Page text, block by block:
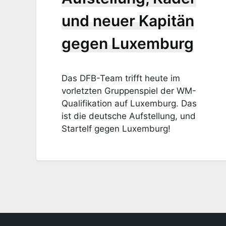
und neuer Kapitän
gegen Luxemburg
Das DFB-Team trifft heute im
vorletzten Gruppenspiel der WM-
Qualifikation auf Luxemburg. Das
ist die deutsche Aufstellung, und
Startelf gegen Luxemburg!